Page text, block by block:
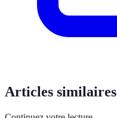
Articles similaires